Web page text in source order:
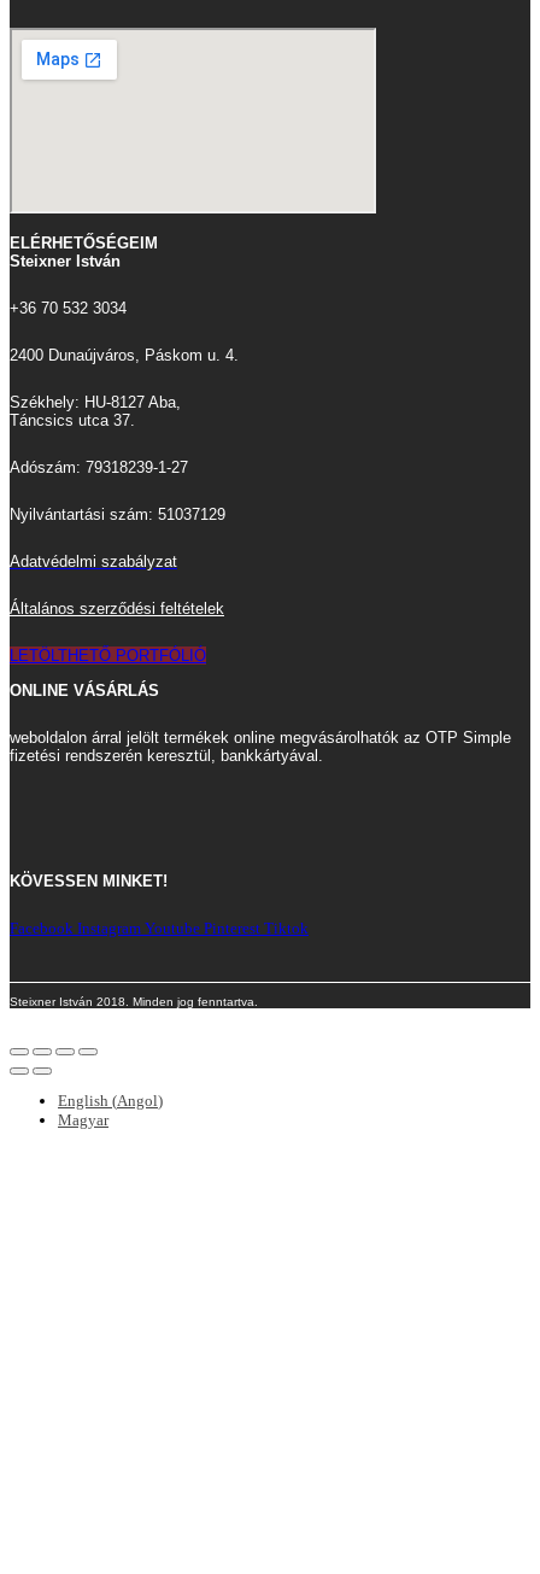
ELÉRHETŐSÉGEIM
Steixner István
+36 70 532 3034
2400 Dunaújváros, Páskom u. 4.
Székhely: HU-8127 Aba,
Táncsics utca 37.
Adószám: 79318239-1-27
Nyilvántartási szám: 51037129
Adatvédelmi szabályzat
Általános szerződési feltételek
LETÖLTHETŐ PORTFÓLIÓ
ONLINE VÁSÁRLÁS
weboldalon árral jelölt termékek online megvásárolhatók az OTP Simple
fizetési rendszerén keresztül, bankkártyával.
KÖVESSEN MINKET!
Facebook Instagram Youtube Pinterest Tiktok
Steixner István 2018. Minden jog fenntartva.
English (Angol)
Magyar